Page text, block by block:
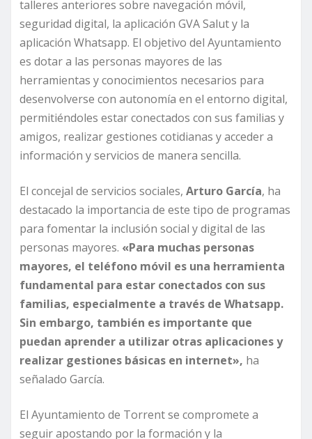
talleres anteriores sobre navegación móvil,
seguridad digital, la aplicación GVA Salut y la
aplicación Whatsapp. El objetivo del Ayuntamiento
es dotar a las personas mayores de las
herramientas y conocimientos necesarios para
desenvolverse con autonomía en el entorno digital,
permitiéndoles estar conectados con sus familias y
amigos, realizar gestiones cotidianas y acceder a
información y servicios de manera sencilla.
El concejal de servicios sociales, Arturo García, ha
destacado la importancia de este tipo de programas
para fomentar la inclusión social y digital de las
personas mayores. «Para muchas personas
mayores, el teléfono móvil es una herramienta
fundamental para estar conectados con sus
familias, especialmente a través de Whatsapp.
Sin embargo, también es importante que
puedan aprender a utilizar otras aplicaciones y
realizar gestiones básicas en internet», ha
señalado García.
El Ayuntamiento de Torrent se compromete a
seguir apostando por la formación y la